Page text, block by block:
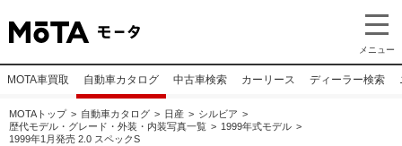
メニュー
MOTA車買取 自動車カタログ 中古車検索 カーリース ディーラー検索
MOTAトップ 自動車カタログ 日産
シルビア
歴代モデル・グレード・外装・内装写真一覧
1999年式モデル
1999年1月発売 2.0 スペックS